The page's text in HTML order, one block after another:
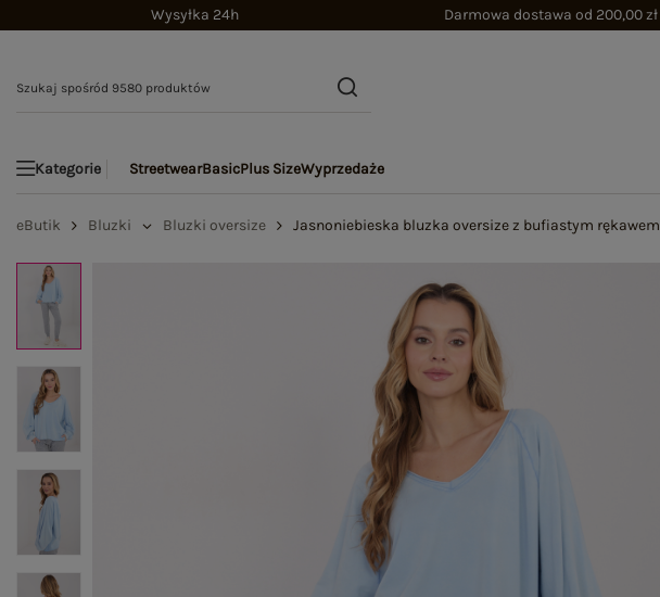
Wysyłka 24h Darmowa dostawa od 200,00 zł
Kategorie StreetwearBasicPlus SizeWyprzedaże
eButik Bluzki Bluzki oversize Jasnoniebieska bluzka oversize z bufiastym rękawem